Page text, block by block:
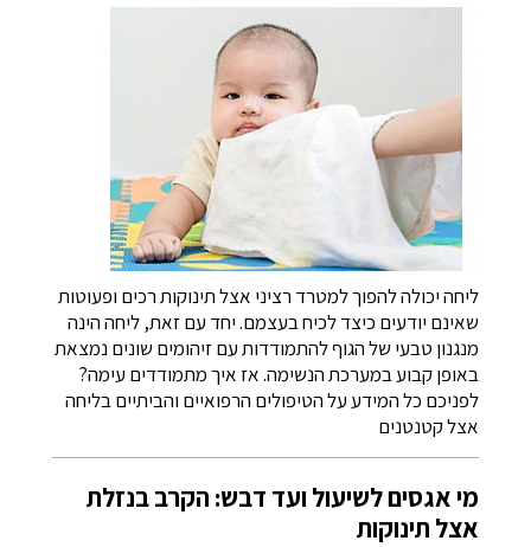
ליחה יכולה להפוך למטרד רציני אצל תינוקות רכים ופעוטות
שאינם יודעים כיצד לכיח בעצמם. יחד עם זאת, ליחה הינה
מנגנון טבעי של הגוף להתמודדות עם זיהומים שונים נמצאת
באופן קבוע במערכת הנשימה. אז איך מתמודדים עימה?
לפניכם כל המידע על הטיפולים הרפואיים והביתיים בליחה
אצל קטנטנים
מי אגסים לשיעול ועד דבש: הקרב בנזלת
אצל תינוקות